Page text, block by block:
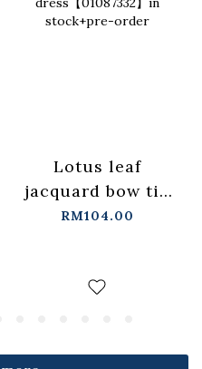
Lotus leaf
jacquard bow tie
spaghetti strap
in stock+pre-order
RM104.00